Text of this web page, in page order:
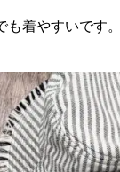
も着やすいです